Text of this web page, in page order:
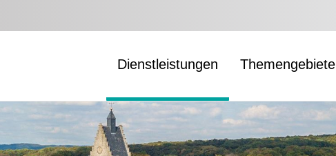
Dienstleistungen Themengebiete